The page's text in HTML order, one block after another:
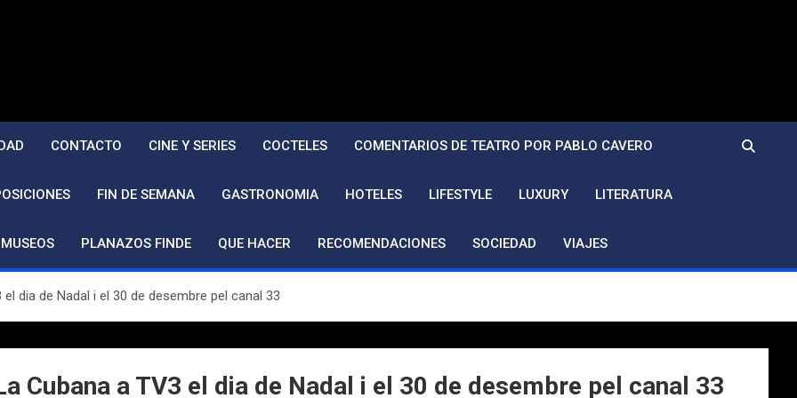
CONTACTO CINE Y SERIES COCTELES COMENTARIOS DE TEATRO POR PABLO CAVERO
FIN DE SEMANA GASTRONOMIA HOTELES LIFESTYLE LUXURY LITERATURA
MUSEOS PLANAZOS FINDE QUE HACER RECOMENDACIONES SOCIEDAD VIAJES
el dia de Nadal i el 30 de desembre pel canal 33
Cubana a TV3 el dia de Nadal i el 30 de desembre pel canal 33